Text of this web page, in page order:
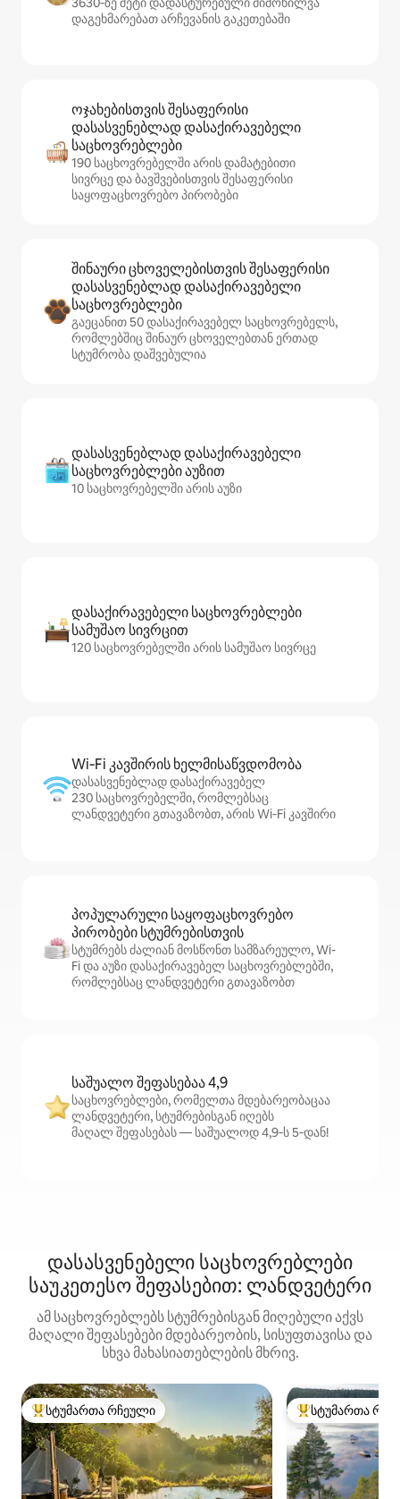
დაგეხმარებათ არჩევანის გაკეთებაში
ოჯახებისთვის შესაფერისი
დასასვენებლად დასაქირავებელი
საცხოვრებლები
190 საცხოვრებელში არის დამატებითი
სივრცე და ბავშვებისთვის შესაფერისი
საყოფაცხოვრებო პირობები
შინაური ცხოველებისთვის შესაფერისი
დასასვენებლად დასაქირავებელი
საცხოვრებლები
გაეცანით 50 დასაქირავებელ საცხოვრებელს,
რომლებშიც შინაურ ცხოველებთან ერთად
სტუმრობა დაშვებულია
დასასვენებლად დასაქირავებელი
საცხოვრებლები აუზით
10 საცხოვრებელში არის აუზი
დასაქირავებელი საცხოვრებლები
სამუშაო სივრცით
120 საცხოვრებელში არის სამუშაო სივრცე
Wi‑Fi კავშირის ხელმისაწვდომობა
დასასვენებლად დასაქირავებელ
230 საცხოვრებელში, რომლებსაც
ლანდვეტერი გთავაზობთ, არის Wi‑Fi კავშირი
პოპულარული საყოფაცხოვრებო
პირობები სტუმრებისთვის
სტუმრებს ძალიან მოსწონთ სამზარეულო, Wi-
Fi და აუზი დასაქირავებელ საცხოვრებლებში,
რომლებსაც ლანდვეტერი გთავაზობთ
საშუალო შეფასებაა 4,9
საცხოვრებლები, რომელთა მდებარეობაცაა
ლანდვეტერი, სტუმრებისგან იღებს
მაღალ შეფასებას — საშუალოდ 4,9‑ს 5‑დან!
დასასვენებელი საცხოვრებლები
საუკეთესო შეფასებით: ლანდვეტერი
ამ საცხოვრებლებს სტუმრებისგან მიღებული აქვს
მაღალი შეფასებები მდებარეობის, სისუფთავისა და
სხვა მახასიათებლების მხრივ.
სტუმართა რჩეული მოწინავე ვარიანტი
სტუმართა რჩეული სტუმართა
სტუმართა